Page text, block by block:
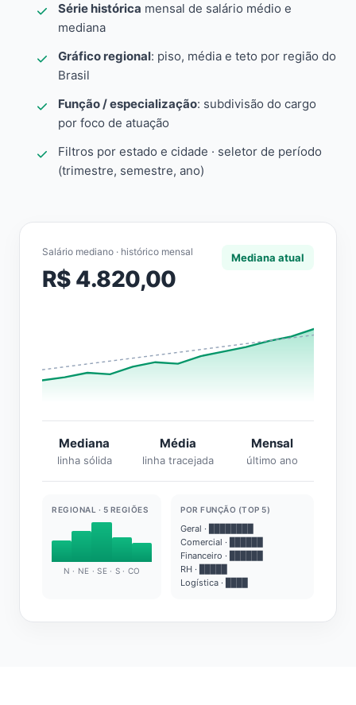
Série histórica mensal de salário médio e
mediana
Gráfico regional: piso, média e teto por região do
Brasil
Função / especialização: subdivisão do cargo
por foco de atuação
Filtros por estado e cidade · seletor de período
(trimestre, semestre, ano)
Salário mediano · histórico mensal
R$ 4.820,00
Mediana atual
Mediana
linha sólida
Média
linha tracejada
Mensal
último ano
REGIONAL · 5 REGIÕES
N · NE · SE · S · CO
POR FUNÇÃO (TOP 5)
Geral · ████████
Comercial · ██████
Financeiro · ██████
RH · █████
Logística · ████